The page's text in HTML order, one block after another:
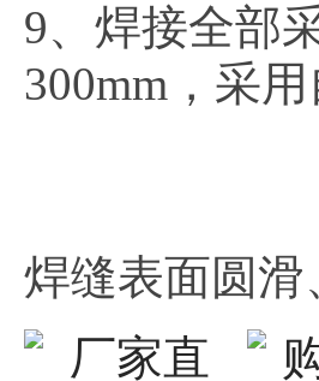
9、焊接全部
300mm，采
焊缝表面圆滑